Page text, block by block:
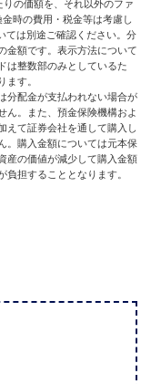
の価額を、それ以外のファ
時の費用・税金等は考慮し
ては別途ご確認ください。分
金額です。表示方法について
は整数部のみとしているた
ます。
分配金が支払われない場合が
ん。また、預金保険機構およ
えて証券会社を通して購入し
。購入金額については元本保
産の価値が減少して購入金額
担することとなります。